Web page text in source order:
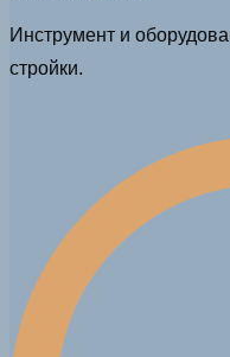
Инструмент и
стройки.